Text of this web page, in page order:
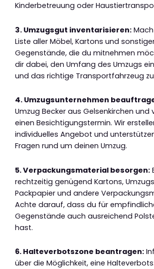
Kinderbetreuung oder
3. Umzugsgut inventarisieren:
Liste aller Möbel, Kartons und
Gegenstände, die du mitnehmen
dir dabei, den Umfang des Umzugs
und das richtige Transportfahrzeug
4. Umzugsunternehmen
Umzug Becker aus Gelsenkirchen und
einen Besichtigungstermin. Wir
individuelles Angebot und
Fragen rund um deinen Umzug.
5. Verpackungsmaterial besorgen:
rechtzeitig genügend Kartons,
Packpapier und andere
Achte darauf, dass du für
Gegenstände auch ausreichend
hast.
6. Halteverbotszone beantragen:
über die Möglichkeit, eine